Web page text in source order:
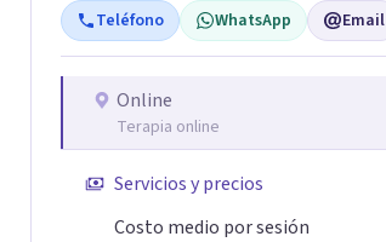
Teléfono WhatsApp Email
Online
Terapia online
Servicios y precios
Costo medio por sesión